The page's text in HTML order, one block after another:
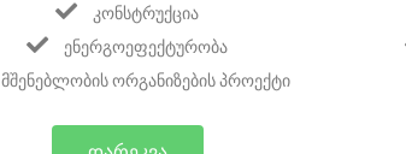
ᲙᲝᲜᲡᲢᲠᲣᲥᲪᲘᲐ
ᲔᲜᲔᲠᲒᲝᲔᲤᲔᲥᲢᲣᲠᲝᲑᲐ
ᲛᲨᲔᲜᲔᲑᲚᲝᲑᲘᲡ ᲝᲠᲒᲐᲜᲘᲖᲔᲑᲘᲡ ᲞᲠᲝᲔᲥᲢᲘ